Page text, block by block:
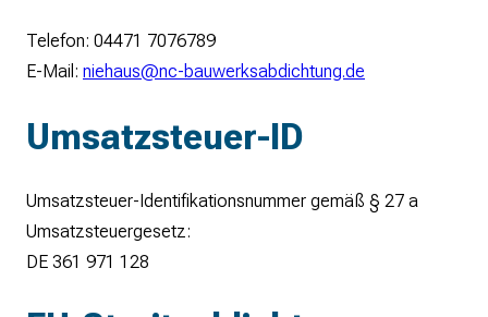
Telefon: 04471 7076789
E-Mail: niehaus@nc-bauwerksabdichtung.de
Umsatzsteuer-ID
Umsatzsteuer-Identifikationsnummer gemäß § 27 a
Umsatzsteuergesetz:
DE 361 971 128